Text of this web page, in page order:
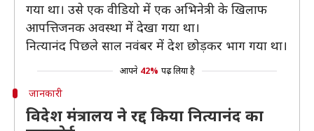
गया था। उसे एक वीडियो में एक अभिनेत्री के खिलाफ
आपत्तिजनक अवस्था में देखा गया था।
नित्यानंद पिछले साल नवंबर में देश छोड़कर भाग गया था।
आपने 42% पढ़ लिया है
जानकारी
विदेश मंत्रालय ने रद्द किया नित्यानंद का